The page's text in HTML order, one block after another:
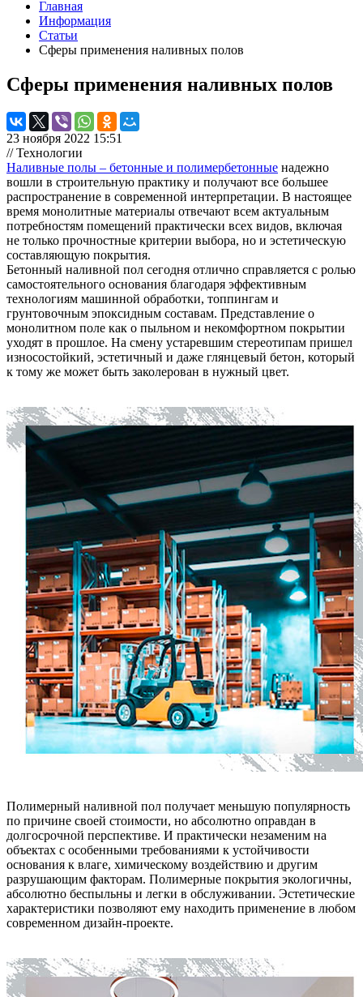
Главная
Информация
Статьи
Сферы применения наливных полов
Сферы применения наливных полов
23 ноября 2022 15:51
// Технологии
Наливные полы – бетонные и полимербетонные надежно
вошли в строительную практику и получают все большее
распространение в современной интерпретации. В настоящее
время монолитные материалы отвечают всем актуальным
потребностям помещений практически всех видов, включая
не только прочностные критерии выбора, но и эстетическую
составляющую покрытия.
Бетонный наливной пол сегодня отлично справляется с ролью
самостоятельного основания благодаря эффективным
технологиям машинной обработки, топпингам и
грунтовочным эпоксидным составам. Представление о
монолитном поле как о пыльном и некомфортном покрытии
уходят в прошлое. На смену устаревшим стереотипам пришел
износостойкий, эстетичный и даже глянцевый бетон, который
к тому же может быть заколерован в нужный цвет.
Полимерный наливной пол получает меньшую популярность
по причине своей стоимости, но абсолютно оправдан в
долгосрочной перспективе. И практически незаменим на
объектах с особенными требованиями к устойчивости
основания к влаге, химическому воздействию и другим
разрушающим факторам. Полимерные покрытия экологичны,
абсолютно беспыльны и легки в обслуживании. Эстетические
характеристики позволяют ему находить применение в любом
современном дизайн-проекте.